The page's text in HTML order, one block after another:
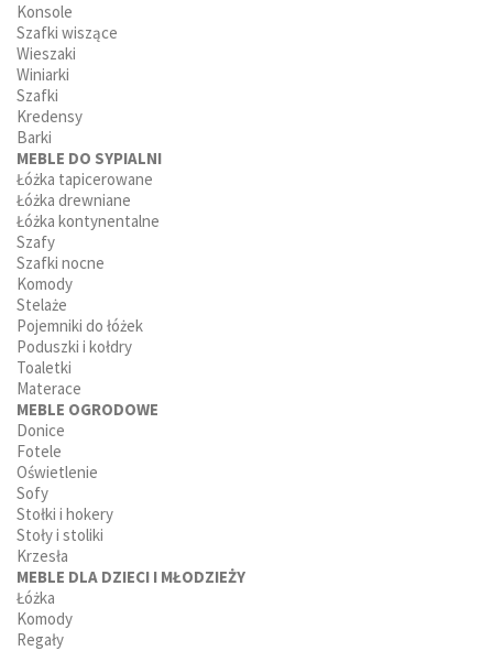
Konsole
Szafki wiszące
Wieszaki
Winiarki
Szafki
Kredensy
Barki
MEBLE DO SYPIALNI
Łóżka tapicerowane
Łóżka drewniane
Łóżka kontynentalne
Szafy
Szafki nocne
Komody
Stelaże
Pojemniki do łóżek
Poduszki i kołdry
Toaletki
Materace
MEBLE OGRODOWE
Donice
Fotele
Oświetlenie
Sofy
Stołki i hokery
Stoły i stoliki
Krzesła
MEBLE DLA DZIECI I MŁODZIEŻY
Łóżka
Komody
Regały